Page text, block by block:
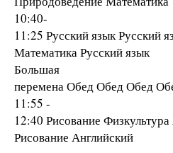
10:40-
11:25 Русский язык Русский
Математика Русский язык
Большая
перемена Обед Обед Обед
11:55 -
12:40 Рисование
Рисование Английский